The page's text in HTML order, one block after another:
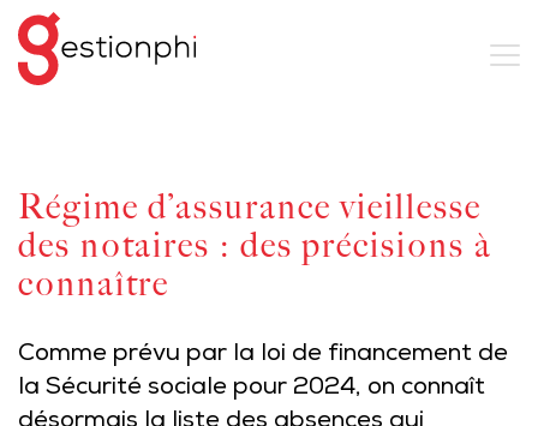
Régime d’assurance vieillesse
des notaires : des précisions à
connaître
Comme prévu par la loi de financement de
la Sécurité sociale pour 2024, on connaît